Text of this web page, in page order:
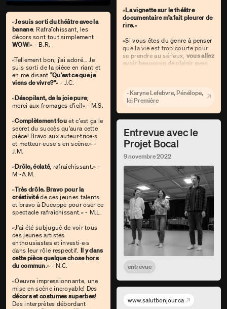
«Je suis sorti du théâtre avec la
banane. Rafraîchissant, les
décors sont tout simplement
WOW!» - B.R.
«Tellement bon, j'ai adoré… Je
suis sorti de la pièce en riant et
en me disant "Qu'est ce que je
viens de vivre?"» - J.C.
«Désopilant, de la joie pure;
merci aux fromages d'ici!» - M.S.
«Complètement fouet c'est ça le
secret du succès qu'aura cette
pièce! Bravo aux auteur·trice·s
et metteur·euse·s en scène.» -
J.M.
«Drôle, éclaté, rafraichissant.» -
M.-A.M.
«Très drôle. Bravo pour la
créativitéde ces jeunes talents
et bravo à Duceppe pour oser ce
spectacle rafraîchissant.» - M.L.
«J'ai été subjugué de voir tous
ces jeunes artistes
enthousiastes et investi·e·s
dans leur rôle respectif. Il y dans
cette pièce quelque chose hors
du commun.» - N.C.
«Oeuvre impressionnante, une
mise en scène incroyable! Des
décors et costumes superbes!
Des interprètes débordant
«La vignette sur le théâtre
documentaire m’a fait pleurer de
rire.»
«Si vous êtes du genre à penser
que la vie est trop courte pour
se prendre au sérieux, vous allez
avoir beaucoup de plaisir avec
- Karyne Lefebvre, Pénélope,
Ici Première
Entrevue avec le
Projet Bocal
9 novembre 2022
entrevue
www.salutbonjour.ca